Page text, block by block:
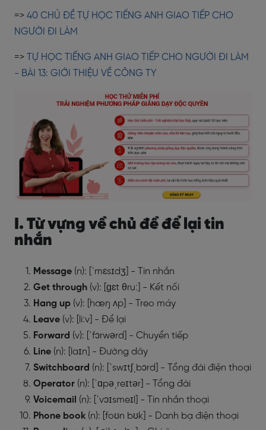
=> 40 CHỦ ĐỀ TỰ HỌC TIẾNG ANH GIAO TIẾP CHO
NGƯỜI ĐI LÀM
=>
TỰ HỌC TIẾNG ANH GIAO TIẾP CHO NGƯỜI ĐI LÀM
- BÀI 13: GIỚI THIỆU VỀ CÔNG TY
I. Từ vựng về chủ đề để lại tin
nhắn
Message (n): [ˈmɛsɪdʒ] - Tin nhắn
Get through (v): [ɡɛt θruː] - Kết nối
Hang up (v): [hæŋ ʌp] - Treo máy
Leave (v): [liːv] - Để lại
Forward (v): [ˈfɔrwərd] - Chuyển tiếp
Line (n): [laɪn] - Đường dây
Switchboard (n): [ˈswɪtʃˌbɔrd] - Tổng đài điện thoại
Operator (n): [ˈɑpəˌreɪtər] - Tổng đài
Voicemail (n): [ˈvɔɪsmeɪl] - Tin nhắn thoại
Phone book (n): [foʊn bʊk] - Danh bạ điện thoại